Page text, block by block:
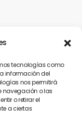
tecnologías como
información del
nos permitirá
navegación o las
o retirar el
a ciertas